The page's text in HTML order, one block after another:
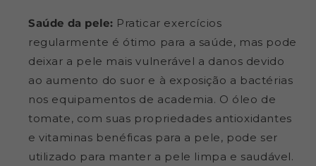
Saúde da pele: Praticar exercícios
regularmente é ótimo para a saúde, mas pode
deixar a pele mais vulnerável a danos devido
ao aumento do suor e à exposição a bactérias
nos equipamentos de academia. O óleo de
tomate, com suas propriedades antioxidantes
e vitaminas benéficas para a pele, pode ser
utilizado para manter a pele limpa e saudável.